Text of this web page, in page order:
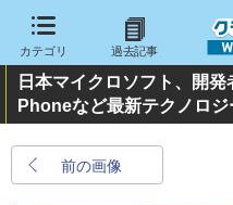
カテゴリ 過去記事
日本マイクロソフト、開
Phoneなど最新テクノロジ
前の画像